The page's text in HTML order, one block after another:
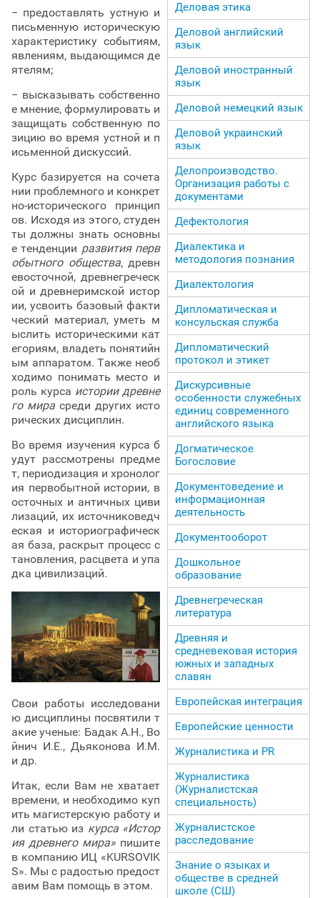
− предоставлять устную и
письменную историческую
характеристику событиям,
явлениям, выдающимся де
ятелям;
− высказывать собственно
е мнение, формулировать и
защищать собственную по
зицию во время устной и п
исьменной дискуссий.
Курс базируется на сочета
нии проблемного и конкрет
но-исторического принцип
ов. Исходя из этого, студен
ты должны знать основны
е тенденции развития перв
обытного общества, древн
евосточной, древнегреческ
ой и древнеримской истор
ии, усвоить базовый факти
ческий материал, уметь м
ыслить историческими кат
егориям, владеть понятийн
ым аппаратом. Также необ
ходимо понимать место и
роль курса истории древне
го мира среди других исто
рических дисциплин.
Во время изучения курса б
удут рассмотрены предме
т, периодизация и хронолог
ия первобытной истории, в
осточных и античных циви
лизаций, их источниковедч
еская и историографическ
ая база, раскрыт процесс с
тановления, расцвета и упа
дка цивилизаций.
Свои работы исследовани
ю дисциплины посвятили т
акие ученые: Бадак А.Н., Во
йнич И.Е., Дьяконова И.М.
и др.
Итак, если Вам не хватает
времени, и необходимо куп
ить магистерскую работу и
ли статью из курса «Истор
ия древнего мира» пишите
в компанию ИЦ «KURSOVIK
S». Мы с радостью предост
авим Вам помощь в этом.
Деловая этика
Деловой английский
язык
Деловой иностранный
язык
Деловой немецкий язык
Деловой украинский
язык
Делопроизводство.
Организация работы с
документами
Дефектология
Диалектика и
методология познания
Диалектология
Дипломатическая и
консульская служба
Дипломатический
протокол и этикет
Дискурсивные
особенности служебных
единиц современного
английского языка
Догматическое
Богословие
Документоведение и
информационная
деятельность
Документооборот
Дошкольное
образование
Древнегреческая
литература
Древняя и
средневековая история
южных и западных
славян
Европейская интеграция
Европейские ценности
Журналистика и PR
Журналистика
(Журналистская
специальность)
Журналистское
расследование
Знание о языках и
обществе в средней
школе (СШ)